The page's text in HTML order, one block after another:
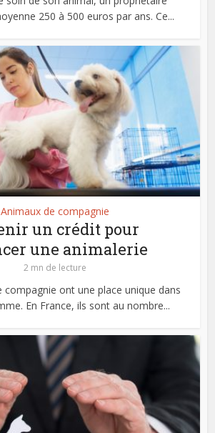
250 à 500 euros par ans. Ce...
Animaux de compagnie
un crédit pour
une animalerie
2 mn de lecture
compagnie ont une place unique dans
En France, ils sont au nombre...